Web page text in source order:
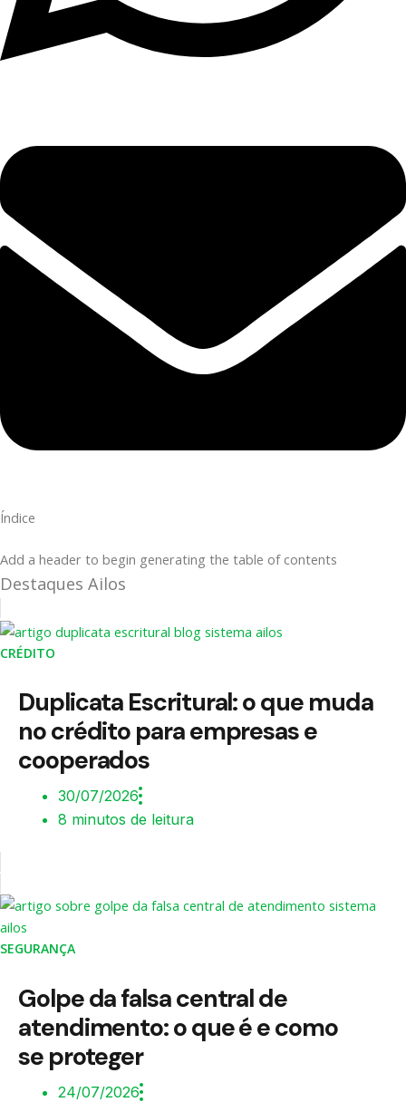
Índice
Add a header to begin generating the table of contents
Destaques Ailos
CRÉDITO
Duplicata Escritural: o que muda
no crédito para empresas e
cooperados
30/07/2026
8 minutos de leitura
SEGURANÇA
Golpe da falsa central de
atendimento: o que é e como
se proteger
24/07/2026